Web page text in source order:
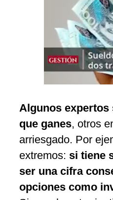
Algunos expertos
que ganes, otros
arriesgado. Por
extremos: si tiene
ser una cifra
opciones como